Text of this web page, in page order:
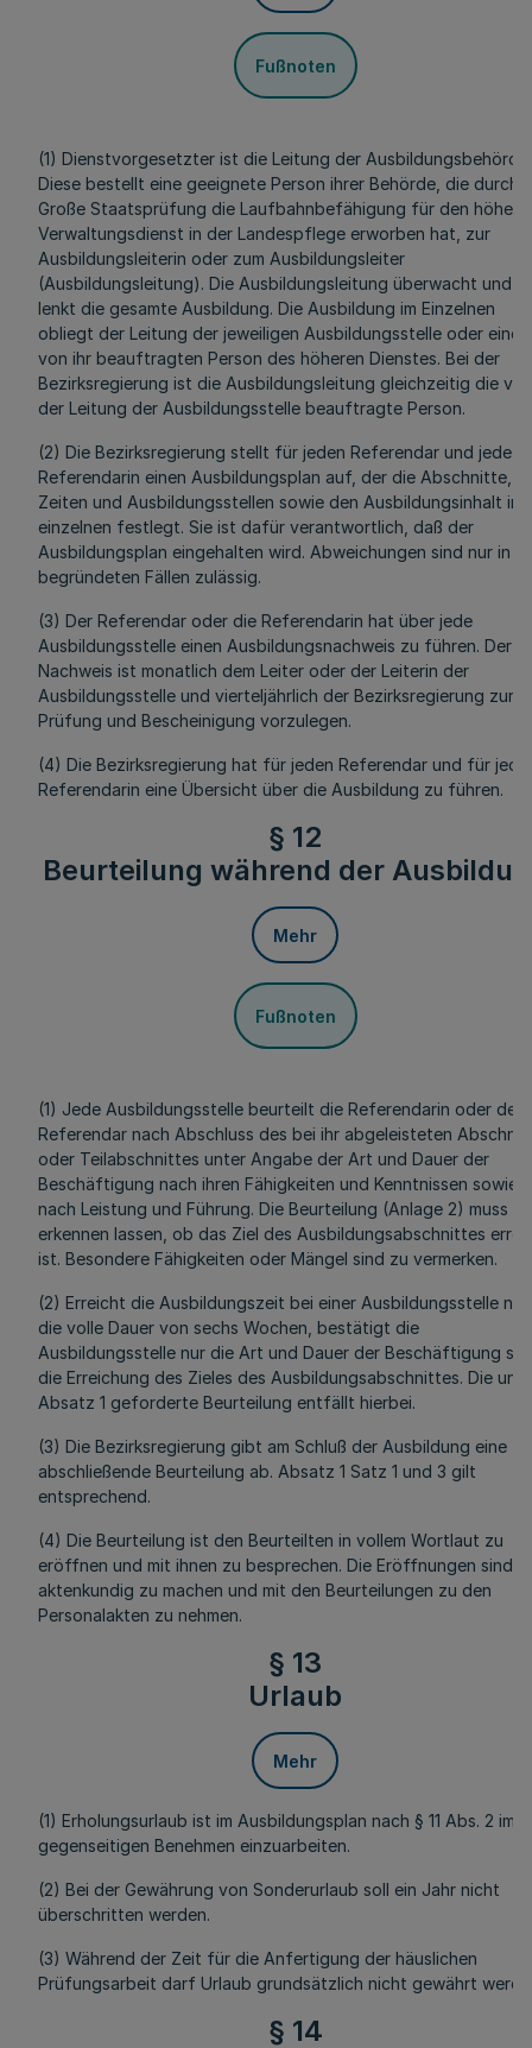
Fußnoten
(1) Dienstvorgesetzter ist die Leitung der Ausbildungsbehörde.
Diese bestellt eine geeignete Person ihrer Behörde, die durch
Große Staatsprüfung die Laufbahnbefähigung für den
Verwaltungsdienst in der Landespflege erworben hat, zur
Ausbildungsleiterin oder zum Ausbildungsleiter
(Ausbildungsleitung). Die Ausbildungsleitung überwacht und
lenkt die gesamte Ausbildung. Die Ausbildung im Einzelnen
obliegt der Leitung der jeweiligen Ausbildungsstelle oder einer
von ihr beauftragten Person des höheren Dienstes. Bei der
Bezirksregierung ist die Ausbildungsleitung gleichzeitig die von
der Leitung der Ausbildungsstelle beauftragte Person.
(2) Die Bezirksregierung stellt für jeden Referendar und jede
Referendarin einen Ausbildungsplan auf, der die Abschnitte,
Zeiten und Ausbildungsstellen sowie den Ausbildungsinhalt im
einzelnen festlegt. Sie ist dafür verantwortlich, daß der
Ausbildungsplan eingehalten wird. Abweichungen sind nur in
begründeten Fällen zulässig.
(3) Der Referendar oder die Referendarin hat über jede
Ausbildungsstelle einen Ausbildungsnachweis zu führen. Der
Nachweis ist monatlich dem Leiter oder der Leiterin der
Ausbildungsstelle und vierteljährlich der Bezirksregierung zur
Prüfung und Bescheinigung vorzulegen.
(4) Die Bezirksregierung hat für jeden Referendar und für jede
Referendarin eine Übersicht über die Ausbildung zu führen.
§ 12
Beurteilung während der
Mehr
Fußnoten
(1) Jede Ausbildungsstelle beurteilt die Referendarin oder den
Referendar nach Abschluss des bei ihr abgeleisteten
oder Teilabschnittes unter Angabe der Art und Dauer der
Beschäftigung nach ihren Fähigkeiten und Kenntnissen sowie
nach Leistung und Führung. Die Beurteilung (Anlage 2) muss
erkennen lassen, ob das Ziel des Ausbildungsabschnittes
ist. Besondere Fähigkeiten oder Mängel sind zu vermerken.
(2) Erreicht die Ausbildungszeit bei einer Ausbildungsstelle
die volle Dauer von sechs Wochen, bestätigt die
Ausbildungsstelle nur die Art und Dauer der Beschäftigung
die Erreichung des Zieles des Ausbildungsabschnittes. Die
Absatz 1 geforderte Beurteilung entfällt hierbei.
(3) Die Bezirksregierung gibt am Schluß der Ausbildung eine
abschließende Beurteilung ab. Absatz 1 Satz 1 und 3 gilt
entsprechend.
(4) Die Beurteilung ist den Beurteilten in vollem Wortlaut zu
eröffnen und mit ihnen zu besprechen. Die Eröffnungen sind
aktenkundig zu machen und mit den Beurteilungen zu den
Personalakten zu nehmen.
§ 13
Urlaub
Mehr
(1) Erholungsurlaub ist im Ausbildungsplan nach § 11 Abs. 2 im
gegenseitigen Benehmen einzuarbeiten.
(2) Bei der Gewährung von Sonderurlaub soll ein Jahr nicht
überschritten werden.
(3) Während der Zeit für die Anfertigung der häuslichen
Prüfungsarbeit darf Urlaub grundsätzlich nicht gewährt
§ 14